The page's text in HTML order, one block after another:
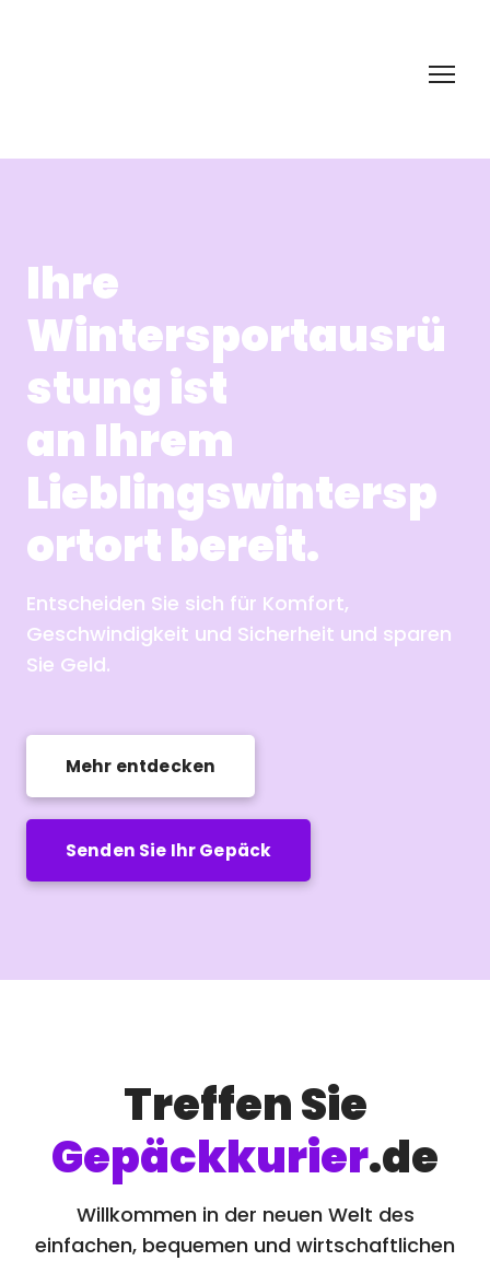
Ihre
Wintersportausrü
stung ist
an Ihrem
Lieblingswintersp
ortort bereit.
Entscheiden Sie sich für Komfort,
Geschwindigkeit und Sicherheit und sparen
Sie Geld.
Mehr entdecken
Senden Sie Ihr Gepäck
Treffen Sie
Gepäckkurier.de
Willkommen in der neuen Welt des
einfachen, bequemen und wirtschaftlichen